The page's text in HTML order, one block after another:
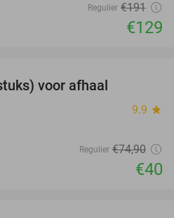
Regulier €191
€129
voor afhaal
9.9 star
Regulier €74,90
€40